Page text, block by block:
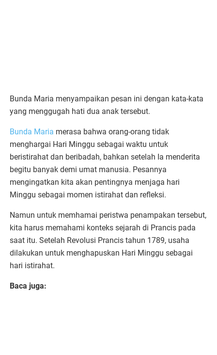
Bunda Maria menyampaikan pesan ini dengan kata-kata
yang menggugah hati dua anak tersebut.
Bunda Maria merasa bahwa orang-orang tidak
menghargai Hari Minggu sebagai waktu untuk
beristirahat dan beribadah, bahkan setelah Ia menderita
begitu banyak demi umat manusia. Pesannya
mengingatkan kita akan pentingnya menjaga hari
Minggu sebagai momen istirahat dan refleksi.
Namun untuk memhamai peristwa penampakan tersebut,
kita harus memahami konteks sejarah di Prancis pada
saat itu. Setelah Revolusi Prancis tahun 1789, usaha
dilakukan untuk menghapuskan Hari Minggu sebagai
hari istirahat.
Baca juga: